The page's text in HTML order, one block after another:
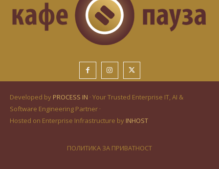
Developed by PROCESS IN · Your Trusted Enterprise IT, AI &
Software Engineering Partner ·
Hosted on Enterprise Infrastructure by INHOST
ПОЛИТИКА ЗА ПРИВАТНОСТ